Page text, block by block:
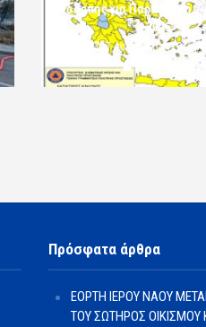
Ροδόπης για Παρασκευή 7
2026»
7 Αυγούστου 2026
Πρόσφατα άρθρα
ΕΟΡΤΗ ΙΕΡΟΥ ΝΑΟΥ
ΤΟΥ ΣΩΤΗΡΟΣ ΟΙΚΙΣΜΟΥ